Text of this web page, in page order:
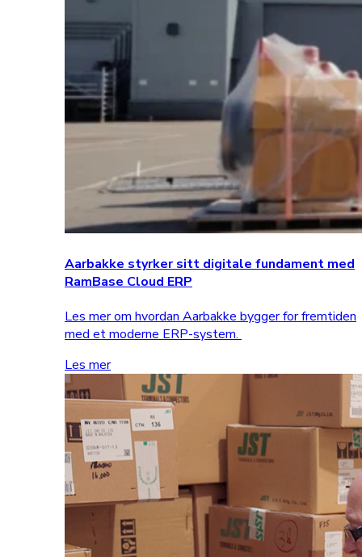
Aarbakke styrker sitt digitale fundament med
RamBase Cloud ERP
Les mer om hvordan Aarbakke bygger for fremtiden
med et moderne ERP-system.
Les mer